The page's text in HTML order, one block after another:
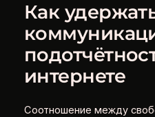
Как
интернете
Соотношение между